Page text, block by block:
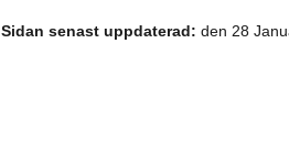
Sidan senast uppdaterad: den 28